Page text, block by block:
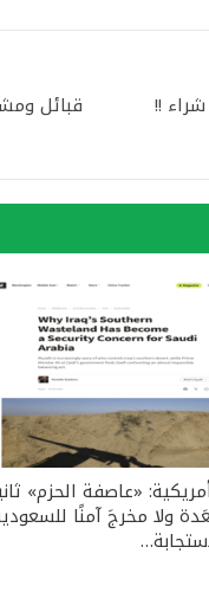
!! قبائل
«عاصفة الحزم»
ولا مخرجَ آمنًا